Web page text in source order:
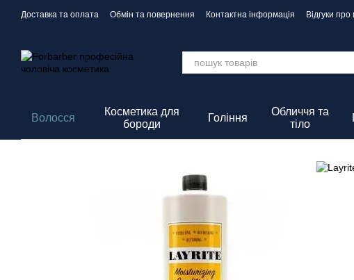
Перейти до основного контенту
Доставка та оплата Обмін та повернення Контактна інформація Відгуки
Волосся
Косметика для
бороди
Гоління
Обличчя та
тіло